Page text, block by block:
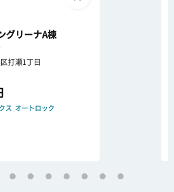
グリーナA棟
打瀬1丁目
ス オートロック